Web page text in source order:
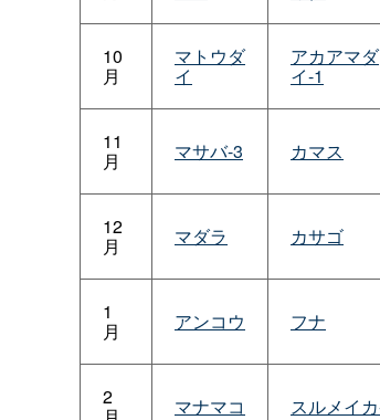
10
月
マトウダ
イ
アカアマダ
イ-1
11
月 マサバ-3 カマス
12
月 マダラ カサゴ
1
月 アンコウ フナ
2 マナマコ スルメイ